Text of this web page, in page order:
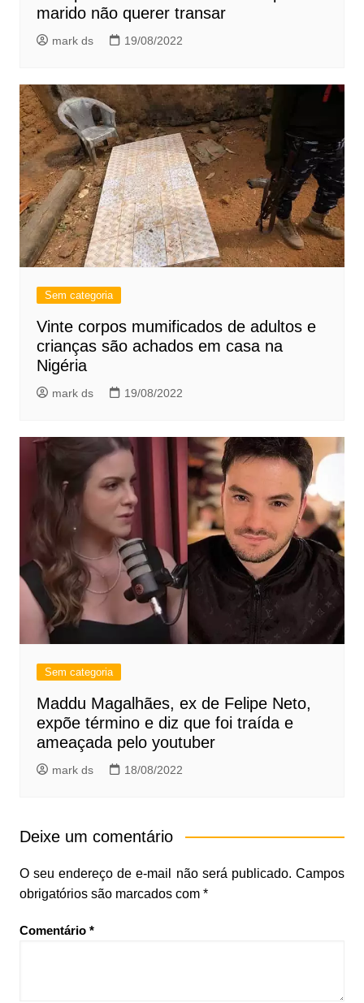
marido não querer transar
mark ds 19/08/2022
Sem categoria
Vinte corpos mumificados de adultos e
crianças são achados em casa na
Nigéria
mark ds 19/08/2022
Sem categoria
Maddu Magalhães, ex de Felipe Neto,
expõe término e diz que foi traída e
ameaçada pelo youtuber
mark ds 18/08/2022
Deixe um comentário
O seu endereço de e-mail não será publicado. Campos
obrigatórios são marcados com *
Comentário *